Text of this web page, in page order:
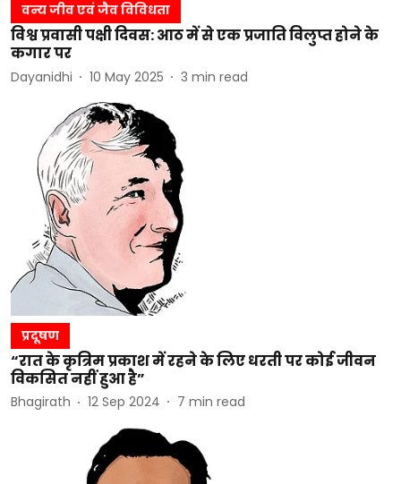
वन्य जीव एवं जैव विविधता
विश्व प्रवासी पक्षी दिवस: आठ में से एक प्रजाति विलुप्त होने के
कगार पर
Dayanidhi 10 May 2025 3 min read
प्रदूषण
“रात के कृत्रिम प्रकाश में रहने के लिए धरती पर कोई जीवन
विकसित नहीं हुआ है”
Bhagirath 12 Sep 2024 7 min read